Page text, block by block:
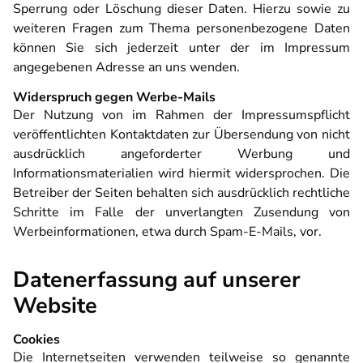
Sperrung oder Löschung dieser Daten. Hierzu sowie zu
weiteren Fragen zum Thema personenbezogene Daten
können Sie sich jederzeit unter der im Impressum
angegebenen Adresse an uns wenden.
Widerspruch gegen Werbe-Mails
Der Nutzung von im Rahmen der Impressumspflicht
veröffentlichten Kontaktdaten zur Übersendung von nicht
ausdrücklich angeforderter Werbung und
Informationsmaterialien wird hiermit widersprochen. Die
Betreiber der Seiten behalten sich ausdrücklich rechtliche
Schritte im Falle der unverlangten Zusendung von
Werbeinformationen, etwa durch Spam-E-Mails, vor.
Datenerfassung auf unserer
Website
Cookies
Die Internetseiten verwenden teilweise so genannte